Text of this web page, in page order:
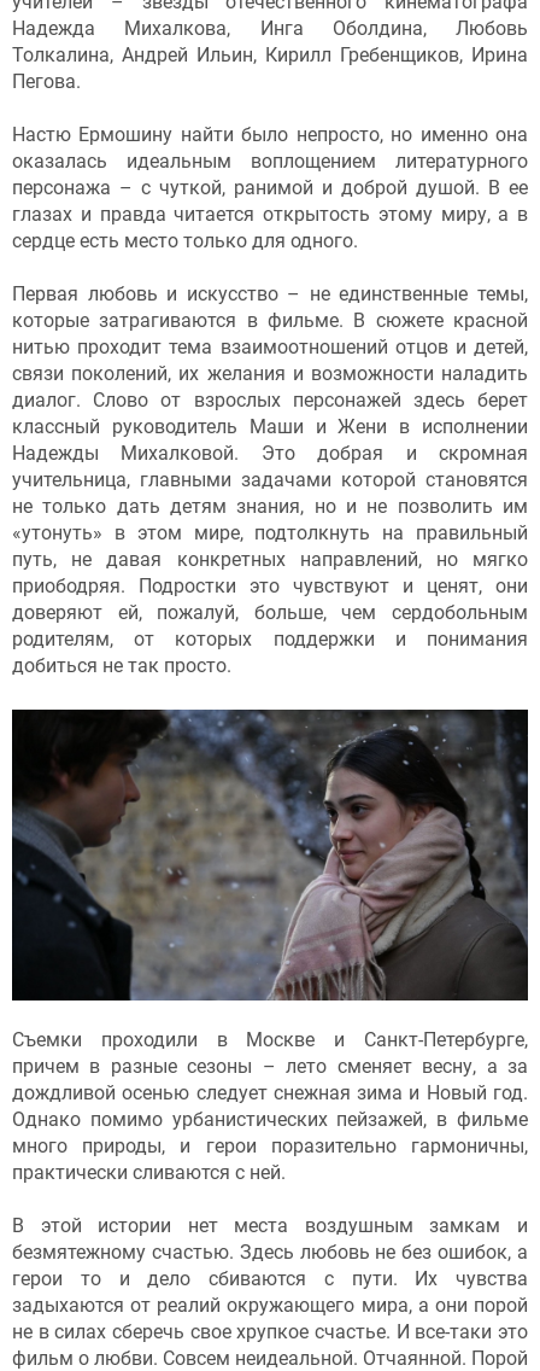
Надежда Михалкова, Инга Оболдина, Любовь
Толкалина, Андрей Ильин, Кирилл Гребенщиков, Ирина
Пегова.
Настю Ермошину найти было непросто, но именно она
оказалась идеальным воплощением литературного
персонажа – с чуткой, ранимой и доброй душой. В ее
глазах и правда читается открытость этому миру, а в
сердце есть место только для одного.
Первая любовь и искусство – не единственные темы,
которые затрагиваются в фильме. В сюжете красной
нитью проходит тема взаимоотношений отцов и детей,
связи поколений, их желания и возможности наладить
диалог. Слово от взрослых персонажей здесь берет
классный руководитель Маши и Жени в исполнении
Надежды Михалковой. Это добрая и скромная
учительница, главными задачами которой становятся
не только дать детям знания, но и не позволить им
«утонуть» в этом мире, подтолкнуть на правильный
путь, не давая конкретных направлений, но мягко
приободряя. Подростки это чувствуют и ценят, они
доверяют ей, пожалуй, больше, чем сердобольным
родителям, от которых поддержки и понимания
добиться не так просто.
Съемки проходили в Москве и Санкт-Петербурге,
причем в разные сезоны – лето сменяет весну, а за
дождливой осенью следует снежная зима и Новый год.
Однако помимо урбанистических пейзажей, в фильме
много природы, и герои поразительно гармоничны,
практически сливаются с ней.
В этой истории нет места воздушным замкам и
безмятежному счастью. Здесь любовь не без ошибок, а
герои то и дело сбиваются с пути. Их чувства
задыхаются от реалий окружающего мира, а они порой
не в силах сберечь свое хрупкое счастье. И все-таки это
фильм о любви. Совсем неидеальной. Отчаянной. Порой